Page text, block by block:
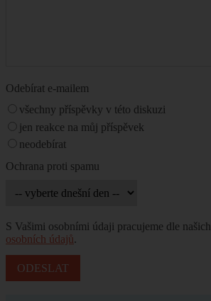
Odebírat e-mailem
všechny příspěvky v této diskuzi
jen reakce na můj příspěvek
neodebírat
Ochrana proti spamu
S Vašimi osobními údaji pracujeme dle našich
osobních údajů.